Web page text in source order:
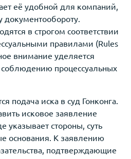
её удобной для компаний,
в строгом соответствии
правилами (Rules
внимание уделяется
соблюдению процессуальных
подача иска в суд Гонконга.
исковое заявление
указывает стороны, суть
основания. К заявлению
подтверждающие